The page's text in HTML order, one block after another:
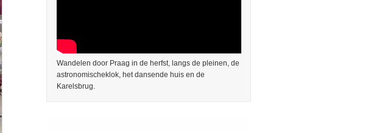
Wandelen door Praag in de herfst, langs de pleinen, de
astronomischeklok, het dansende huis en de
Karelsbrug.